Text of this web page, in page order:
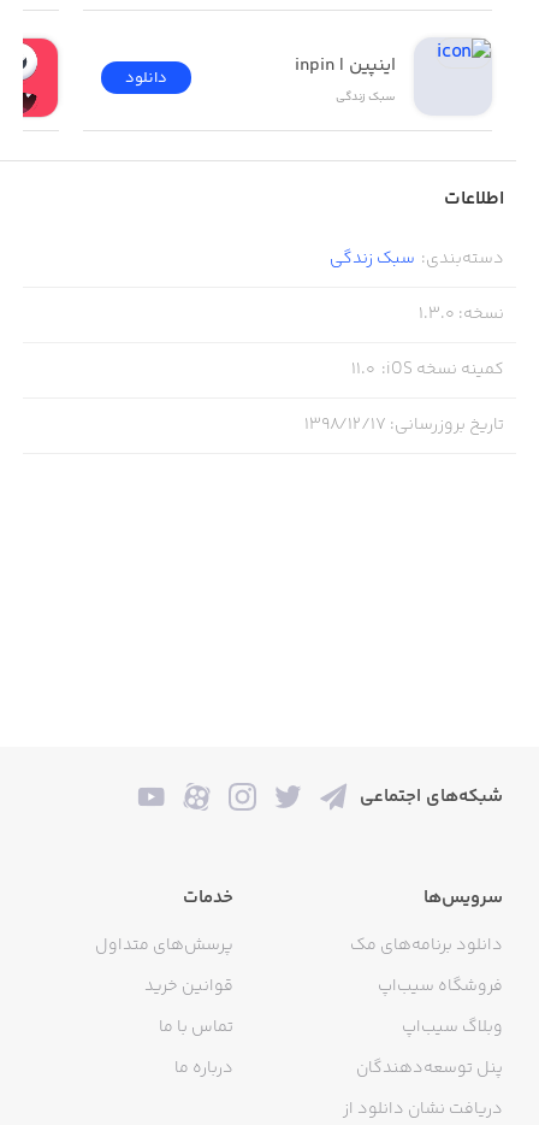
اینپین | inpin
سبک زندگی
دانلود
اطلاعات
دسته‌بندی: سبک زندگی
نسخه:
1.3.0
کمینه نسخه iOS :
11.0
تاریخ بروزرسانی: ۱۳۹۸/۱۲/۱۷
شبکه‌های اجتماعی
سرویس‌ها
دانلود برنامه‌های مک
فروشگاه سیب‌اپ
وبلاگ سیب‌اپ
پنل توسعه‌دهندگان
دریافت نشان دانلود از
خدمات
پرسش‌های متداول
قوانین خرید
تماس با ما
درباره ما